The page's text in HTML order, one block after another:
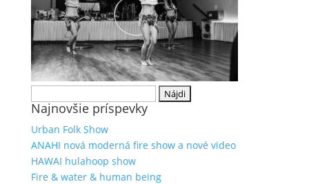
Najnovšie príspevky
Urban Folk Show
ANAHI nová moderná fire show a nové video
HAWAI hulahoop show
Fire & water & human being